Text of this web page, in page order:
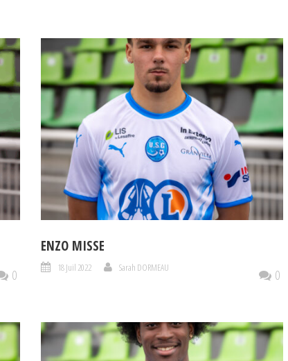
0
ENZO MISSE
18 Juil 2022 Sarah DORMEAU 0